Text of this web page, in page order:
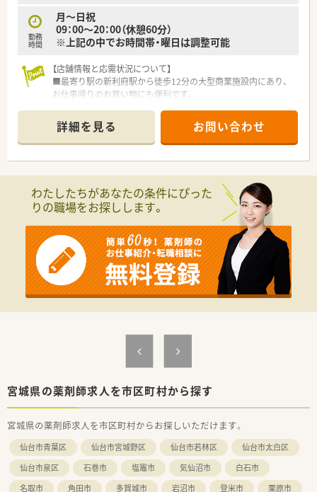
勤務
時間
月～日祝
09：00～20：00（休憩60分）
※上記の中でお時間帯・曜日は調整可能
【店舗情報と応需状況について】
■最寄り駅の新利府駅から徒歩12分の大型商業施設内にあり、
お仕事帰りのお買い物にも便利です。
需しスキルアップが可能です。
■1日の処方箋枚数は40枚前後で、常勤3名・パート3名の薬剤師
が在籍しています。
■日本を代表する大手総合小売企業が母体であり、非常に安定し
た経営基盤が魅力です。
■調剤だけでなくOTCも併設し、地域住民の健康をトータルでサ
■薬剤師の専門性を活かしつつ、店舗運営や商品開発など多様な
キャリアへ挑戦可能です。
【こんな方にオススメ】
■安定した環境で長く働きたい方、調剤だけでなくOTCにも挑戦
したい方におすすめです。
■患者様とじっくり向き合える環境で、コミュニケーションを大
■ワークライフバランスを重視し、業界トップクラスの休日数を
詳細を見る お問い合わせ
わたしたちがあなたの条件にぴった
りの職場をお探しします。
宮城県の薬剤師求人を市区町村から探す
宮城県の薬剤師求人を市区町村からお探しいただけます。
仙台市青葉区 仙台市宮城野区 仙台市若林区
仙台市太白区
仙台市泉区
石巻市 塩竈市 気仙沼市
白石市
名取市
角田市 多賀城市 岩沼市 登米市 栗原市